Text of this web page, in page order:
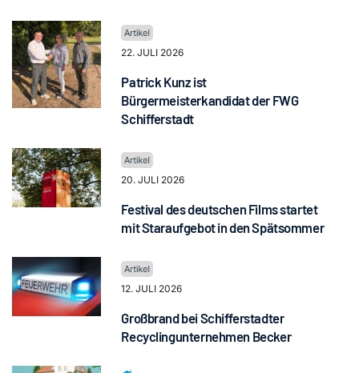
22. JULI 2026
Patrick Kunz ist
Bürgermeisterkandidat der FWG
Schifferstadt
20. JULI 2026
Festival des deutschen Films startet
mit Staraufgebot in den Spätsommer
12. JULI 2026
Großbrand bei Schifferstadter
Recyclingunternehmen Becker